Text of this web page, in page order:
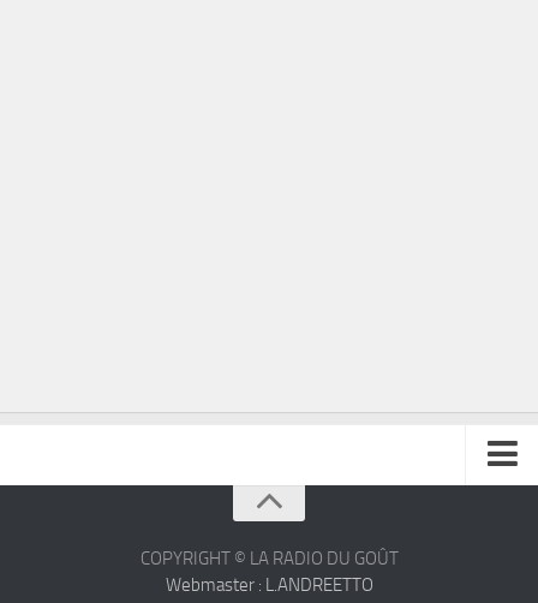
COPYRIGHT © LA RADIO DU GOÛT
Webmaster : L.ANDREETTO